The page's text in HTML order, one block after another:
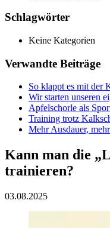
Schlagwörter
Keine Kategorien
Verwandte Beiträge
So klappt es mit der
Wir starten unseren
Apfelschorle als
Training trotz
Mehr Ausdauer,
Kann man die
trainieren?
03.08.2025